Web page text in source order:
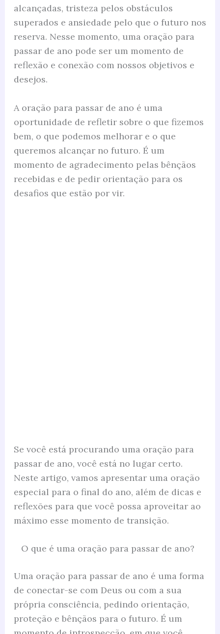
alcançadas, tristeza pelos obstáculos
superados e ansiedade pelo que o futuro nos
reserva. Nesse momento, uma oração para
passar de ano pode ser um momento de
reflexão e conexão com nossos objetivos e
desejos.
A oração para passar de ano é uma
oportunidade de refletir sobre o que fizemos
bem, o que podemos melhorar e o que
queremos alcançar no futuro. É um
momento de agradecimento pelas bênçãos
recebidas e de pedir orientação para os
desafios que estão por vir.
Se você está procurando uma oração para
passar de ano, você está no lugar certo.
Neste artigo, vamos apresentar uma oração
especial para o final do ano, além de dicas e
reflexões para que você possa aproveitar ao
máximo esse momento de transição.
O que é uma oração para passar de ano?
Uma oração para passar de ano é uma forma
de conectar-se com Deus ou com a sua
própria consciência, pedindo orientação,
proteção e bênçãos para o futuro. É um